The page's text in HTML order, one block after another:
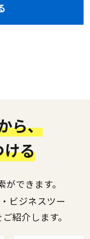
ら、
ける
できます。
ビジネスツー
紹介します。